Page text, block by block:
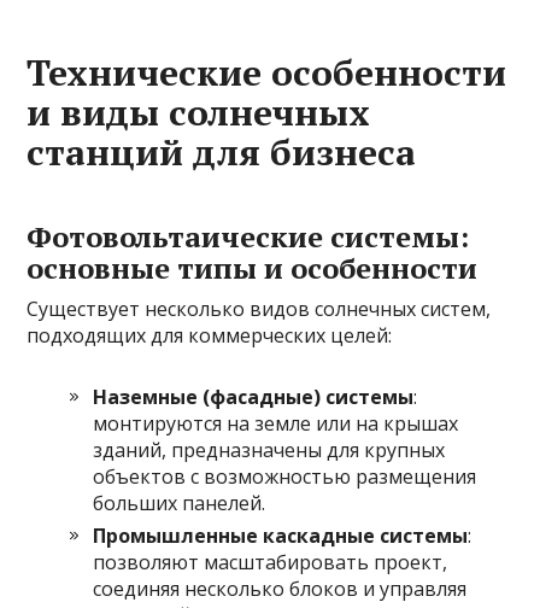
Технические особенности
и виды солнечных
станций для бизнеса
Фотовольтаические системы:
основные типы и особенности
Существует несколько видов солнечных систем,
подходящих для коммерческих целей:
Наземные (фасадные) системы:
монтируются на земле или на крышах
зданий, предназначены для крупных
объектов с возможностью размещения
больших панелей.
Промышленные каскадные системы:
позволяют масштабировать проект,
соединяя несколько блоков и управляя